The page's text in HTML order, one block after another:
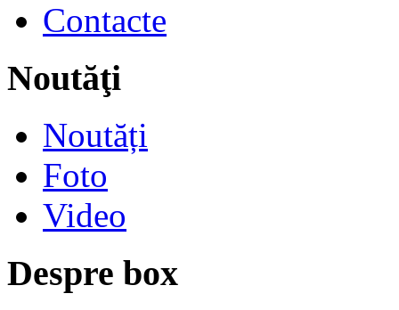
Contacte
Noutăţi
Noutăți
Foto
Video
Despre box